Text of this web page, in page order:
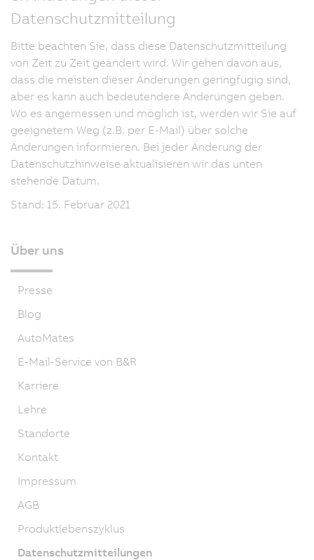
Datenschutzmitteilung
Bitte beachten Sie, dass diese Datenschutzmitteilung
von Zeit zu Zeit geändert wird. Wir gehen davon aus,
dass die meisten dieser Änderungen geringfügig sind,
aber es kann auch bedeutendere Änderungen geben.
Wo es angemessen und möglich ist, werden wir Sie auf
geeignetem Weg (z.B. per E-Mail) über solche
Änderungen informieren. Bei jeder Änderung der
Datenschutzhinweise aktualisieren wir das unten
stehende Datum.
Stand: 15. Februar 2021
Über uns
Presse
Blog
AutoMates
E-Mail-Service von B&R
Karriere
Lehre
Standorte
Kontakt
Impressum
AGB
Produktlebenszyklus
Datenschutzmitteilungen